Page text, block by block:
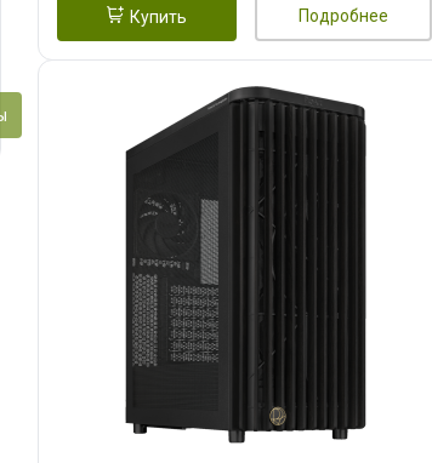
Купить Подробнее